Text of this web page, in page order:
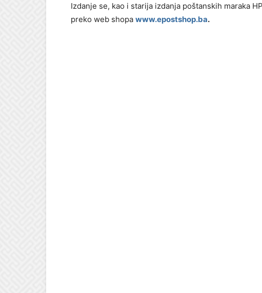
Izdanje se, kao i starija izdanja poštanskih maraka
preko web shopa www.epostshop.ba.